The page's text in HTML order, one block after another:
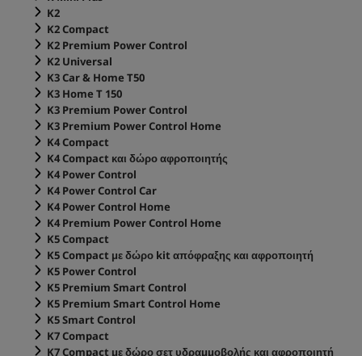
K2
K2 Compact
K2 Premium Power Control
K2 Universal
K3 Car & Home T50
K3 Home T 150
K3 Premium Power Control
K3 Premium Power Control Home
K4 Compact
K4 Compact και δώρο αφροποιητής
K4 Power Control
K4 Power Control Car
K4 Power Control Home
K4 Premium Power Control Home
K5 Compact
K5 Compact με δώρο kit απόφραξης και αφροποιητή
K5 Power Control
K5 Premium Smart Control
K5 Premium Smart Control Home
K5 Smart Control
K7 Compact
K7 Compact με δώρο σετ υδραμμοβολής και αφροποιητή